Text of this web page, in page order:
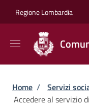
Regione Lombardia
Briciole di
Home / Servizi
Accedere al servizio